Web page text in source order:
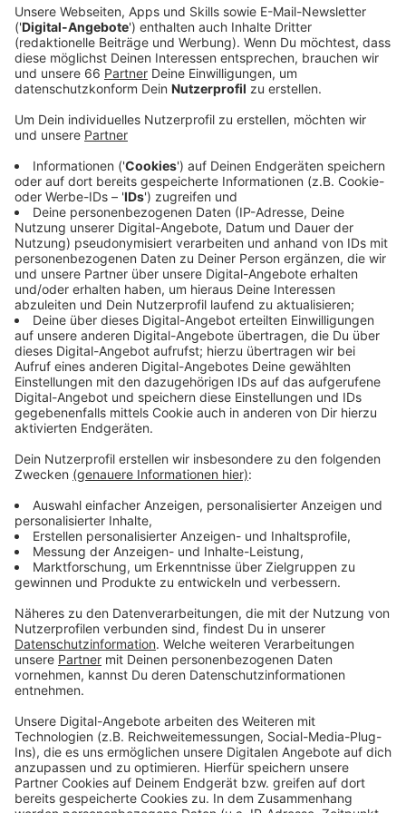
Anzeige
Der 19-Jährige soll dem am Boden liegenden Opfer
gezielt gegen den Kopf getreten haben, heißt es von
war ein 24-Jähriger durch mehrere Messerstiche
lebensgefährlich verletzt worden, sein Begleiter
wurde geschlagen und getreten. Dem mutmaßlichen
Haupttäter und dem zuletzt festgenommenen 19-
Jährigen wirft die Staatsanwaltschaft versuchten
Totschlag vor.
Anzeige
Weitere Infos und Links zum Thema:
Anzeige
Weitere Nachrichten aus Düsseldorf
Prozess: Mann soll Frau und Baby getötet haben
Haftstrafe nach Messerattacke in Bilk
Anzeige
Folge uns für mehr News & Updates:
Anzeige
Instagram| Facebook| WhatsApp-Kanal
Anzeige